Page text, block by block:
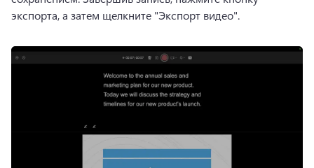
экспорта, а затем щелкните "Экспорт видео".